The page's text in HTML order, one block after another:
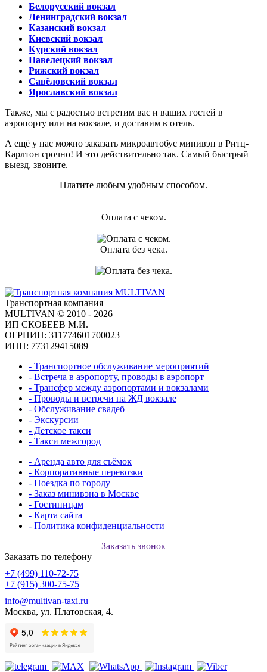
Белорусский вокзал
Ленинградский вокзал
Казанский вокзал
Киевский вокзал
Курский вокзал
Павелецкий вокзал
Рижский вокзал
Савёловский вокзал
Ярославский вокзал
Также, мы с радостью встретим вас и ваших гостей в
аэропорту или на вокзале, и доставим в отель.
А ещё у нас можно заказать микроавтобус минивэн в Ритц-
Карлтон срочно! И это действительно так. Самый быстрый
выезд, звоните.
Платите любым удобным способом.
Оплата с чеком.
Оплата без чека.
Транспортная компания
MULTIVAN © 2010 - 2026
ИП СКОБЕЕВ М.И.
ОГРНИП: 311774601700023
ИНН: 773129415089
- Транспортное обслуживание мероприятий
- Встреча в аэропорту, проводы в аэропорт
- Трансфер между аэропортами и вокзалами
- Проводы и встречи на ЖД вокзале
- Обслуживание свадеб
- Экскурсии
- Детское такси
- Такси межгород
- Аренда авто для съёмок
- Корпоративные перевозки
- Поездка по городу
- Заказ минивэна в Москве
- Гостиницам
- Карта сайта
- Политика конфиденциальности
Заказать звонок
Заказать по телефону
+7 (499) 110-72-75
+7 (915) 300-75-75
info@multivan-taxi.ru
Москва, ул. Платовская, 4.